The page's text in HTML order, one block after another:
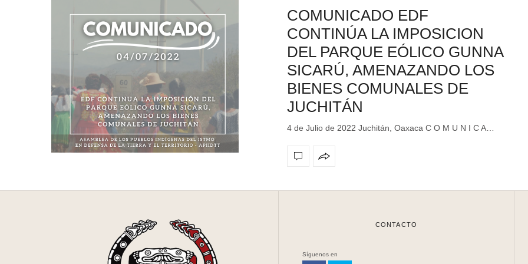
COMUNICADO EDF
CONTINÚA LA IMPOSICION
DEL PARQUE EÓLICO GUNNA
SICARÚ, AMENAZANDO LOS
BIENES COMUNALES DE
JUCHITÁN
4 de Julio de 2022 Juchitán, Oaxaca C O M U N I C A…
CONTACTO
Síguenos en